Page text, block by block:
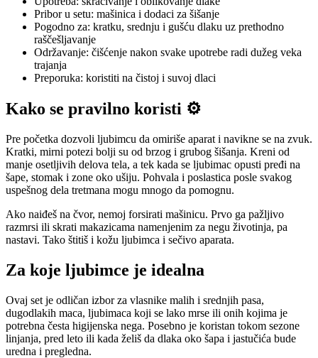
Pribor u setu: mašinica i dodaci za šišanje
Pogodno za: kratku, srednju i gušću dlaku uz prethodno
raščešljavanje
Održavanje: čišćenje nakon svake upotrebe radi dužeg veka
trajanja
Preporuka: koristiti na čistoj i suvoj dlaci
Kako se pravilno koristi ⚙️
Pre početka dozvoli ljubimcu da omiriše aparat i navikne se na zvuk.
Kratki, mirni potezi bolji su od brzog i grubog šišanja. Kreni od
manje osetljivih delova tela, a tek kada se ljubimac opusti pređi na
šape, stomak i zone oko ušiju. Pohvala i poslastica posle svakog
uspešnog dela tretmana mogu mnogo da pomognu.
Ako naiđeš na čvor, nemoj forsirati mašinicu. Prvo ga pažljivo
razmrsi ili skrati makazicama namenjenim za negu životinja, pa
nastavi. Tako štitiš i kožu ljubimca i sečivo aparata.
Za koje ljubimce je idealna
Ovaj set je odličan izbor za vlasnike malih i srednjih pasa,
dugodlakih maca, ljubimaca koji se lako mrse ili onih kojima je
potrebna česta higijenska nega. Posebno je koristan tokom sezone
linjanja, pred leto ili kada želiš da dlaka oko šapa i jastučića bude
uredna i pregledna.